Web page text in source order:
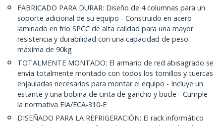
FABRICADO PARA DURAR: Diseño de 4 columnas para un
soporte adicional de su equipo - Construido en acero
laminado en frío SPCC de alta calidad para una mayor
resistencia y durabilidad con una capacidad de peso
máxima de 90kg
TOTALMENTE MONTADO: El armario de red abisagrado se
envía totalmente montado con todos los tornillos y tuercas
enjauladas necesarios para montar el equipo - Incluye un
estante y una bobina de cinta de gancho y bucle - Cumple
la normativa EIA/ECA-310-E
DISEÑADO PARA LA REFRIGERACIÓN: El rack informático